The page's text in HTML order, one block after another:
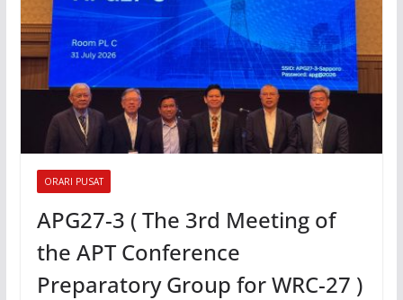
ORARI PUSAT
APG27-3 ( The 3rd Meeting of
the APT Conference
Preparatory Group for WRC-27 )